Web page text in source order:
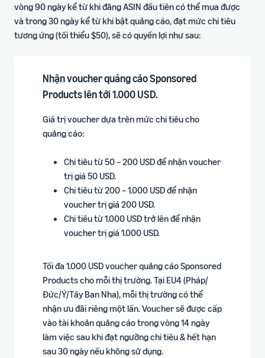
vòng 90 ngày kể từ khi đăng ASIN đầu tiên có thể mua được
và trong 30 ngày kể từ khi bật quảng cáo, đạt mức chi tiêu
tương ứng (tối thiểu $50)​, sẽ có quyền lợi như sau:
Nhận voucher quảng cáo Sponsored
Products lên tới 1.000 USD.
Giá trị voucher dựa trên mức chi tiêu cho
quảng cáo:
Chi tiêu từ 50 – 200 USD để nhận voucher
trị giá 50 USD.
Chi tiêu từ 200 – 1.000 USD để nhận
voucher trị giá 200 USD.
Chi tiêu từ 1.000 USD trở lên để nhận
voucher trị giá 1.000 USD.
Tối đa 1.000 USD voucher quảng cáo Sponsored
Products cho mỗi thị trường​. Tại EU4 (Pháp/
Đức/Ý/Tây Ban Nha), mỗi thị trường có thể
nhận ưu đãi riêng một lần​. Voucher sẽ được cấp
vào tài khoản quảng cáo trong vòng 14 ngày
làm việc sau khi đạt ngưỡng chi tiêu & hết hạn
sau 30 ngày nếu không sử dụng​.